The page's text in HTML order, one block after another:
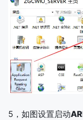
5，如图设置启动